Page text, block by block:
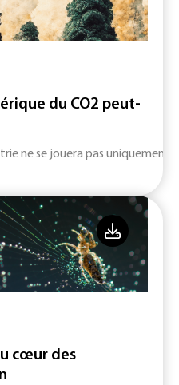
du CO2 peut-
ne se jouera pas uniquement
cœur des